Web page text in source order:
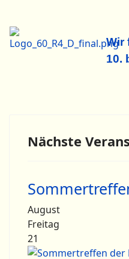
Wir
10.
Nächste
August
Freitag
21